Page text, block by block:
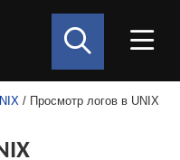
/ Просмотр логов в UNIX